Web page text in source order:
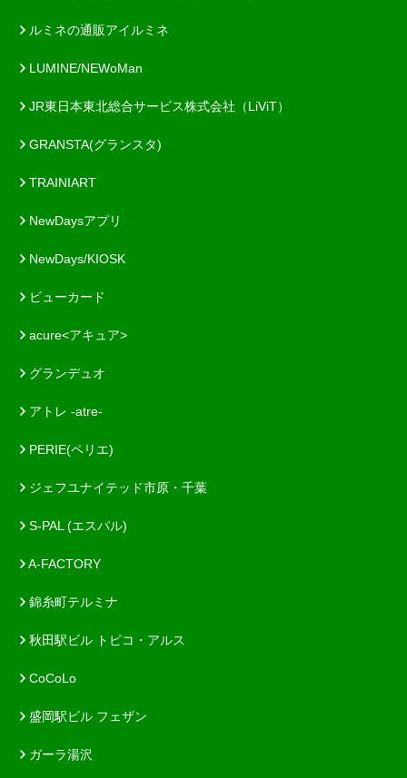
ルミネの通販アイルミネ
LUMINE/NEWoMan
JR東日本東北総合サービス株式会社（LiViT）
GRANSTA(グランスタ)
TRAINIART
NewDaysアプリ
NewDays/KIOSK
ビューカード
acure<アキュア>
グランデュオ
アトレ -atre-
PERIE(ペリエ)
ジェフユナイテッド市原・千葉
S-PAL (エスパル)
A-FACTORY
錦糸町テルミナ
秋田駅ビル トピコ・アルス
CoCoLo
盛岡駅ビル フェザン
ガーラ湯沢